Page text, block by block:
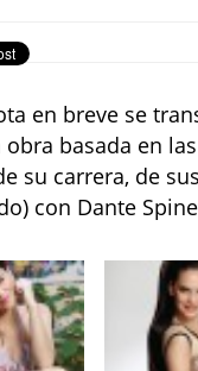
en breve se
obra basada en
su carrera, de
con Dante